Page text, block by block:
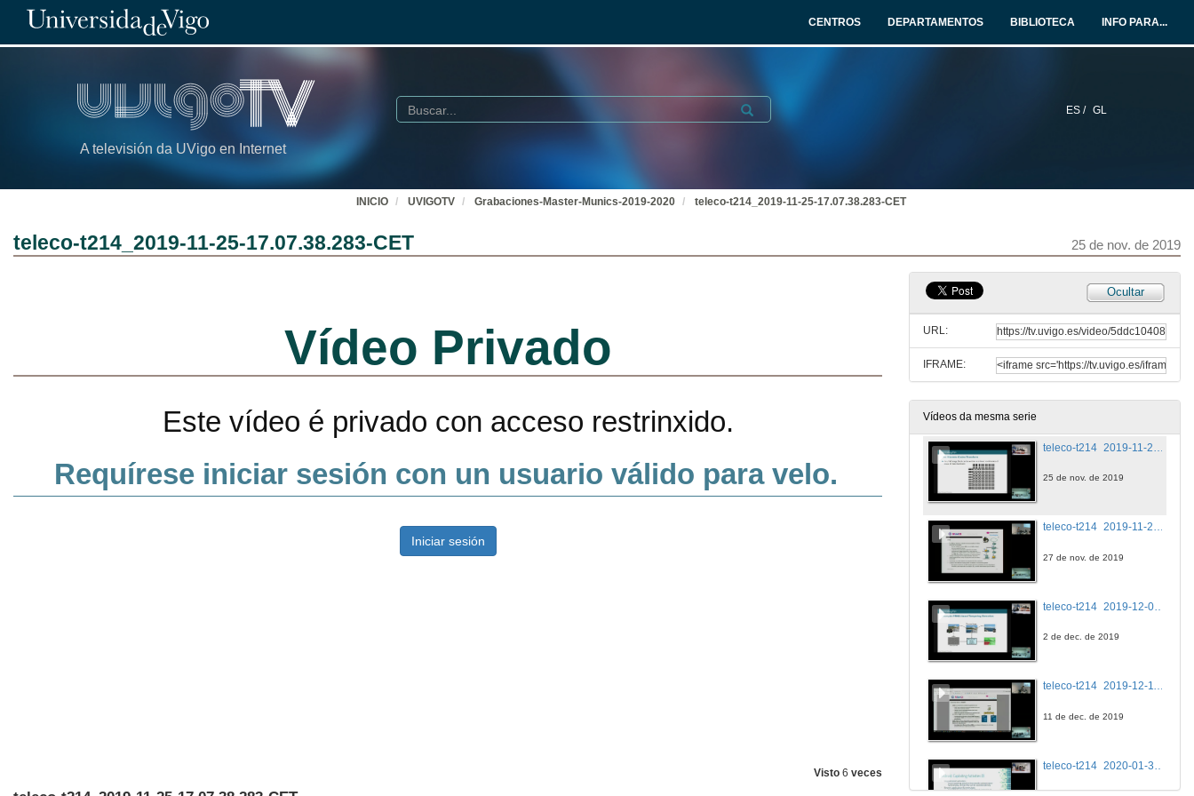
CENTROS DEPARTAMENTOS BIBLIOTECA INFO PARA...
A televisión da UVigo en Internet
ES / GL
Buscar Submit
INICIO UVIGOTV Grabaciones-Master-Munics-2019-2020 teleco-t214_2019-11-25-17.07.38.283-CET
teleco-t214_2019-11-25-17.07.38.283-CET 25 de nov. de 2019
Visto 6 veces
Ocultar
URL:
IFRAME:
Vídeos da mesma serie
teleco-t214_2019-11-04-17.00.24.412-CET
13 de nov. de 2019
teleco-t214_2019-11-18-17.00.12.756-CET
teleco-t214_2019-11-20-17.04.31.892-CET
20 de nov. de 2019
25 de nov. de 2019
teleco-t214_2019-11-27-17.10.40.782-CET
27 de nov. de 2019
2 de dec. de 2019
teleco-t214_2019-12-11-17.04.22.411-CET
11 de dec. de 2019